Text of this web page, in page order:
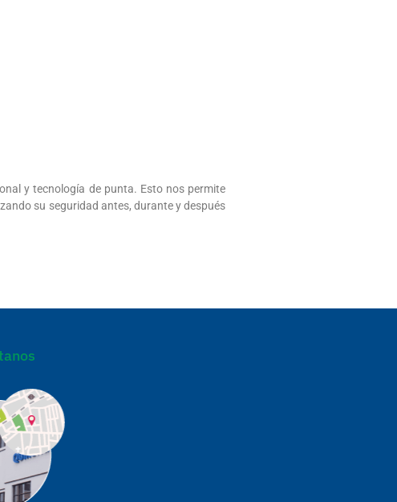
y tecnología de punta. Esto nos permite
su seguridad antes, durante y después